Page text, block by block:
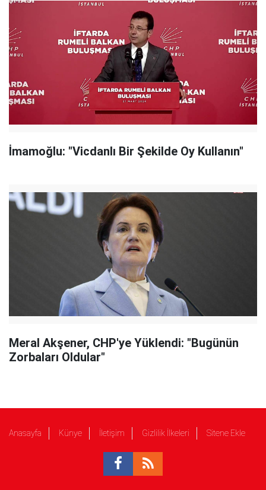
İmamoğlu: "Vicdanlı Bir Şekilde Oy Kullanın"
Meral Akşener, CHP'ye Yüklendi: "Bugünün
Zorbaları Oldular"
Anasayfa Künye İletişim Gizlilik İlkeleri Sitene Ekle